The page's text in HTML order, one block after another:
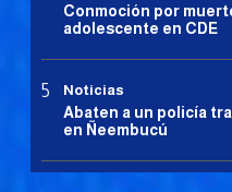
Conmoción por
adolescente en CDE
Noticias
Abaten a un policía
en Ñeembucú